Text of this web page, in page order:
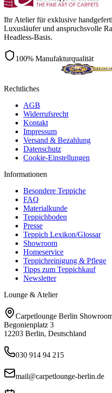
Ihr Atelier für exklusive
Luxusläufer und anspruchsvolle
Headless-Basis.
100% Manufakturqualität
Rechtliches
AGB
Widerrufsrecht
Kontakt
Impressum
Versand & Bezahlung
Datenschutz
Cookie-Einstellungen
Informationen
Besondere Teppiche
FAQ
Materialkunde
Teppichboden
Presse
Teppich Lexikon/Glossar
Showroom
Homeservice
Teppichreinigung & Pflege
Tipps zum Teppichkauf
Newsletter
Lounge & Atelier
Carpetlounge Berlin
Begonienplatz 3
12203 Berlin, Deutschland
030 914 94 215
mail@carpetlounge-berlin.de